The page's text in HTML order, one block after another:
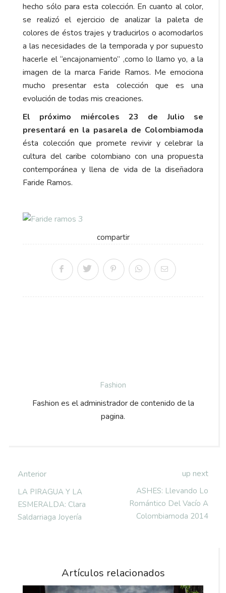
hecho sólo para esta colección. En cuanto al color,
se realizó el ejercicio de analizar la paleta de
colores de éstos trajes y traducirlos o acomodarlos
a las necesidades de la temporada y por supuesto
hacerle el “encajonamiento” ,como lo llamo yo, a la
imagen de la marca Faride Ramos. Me emociona
mucho presentar esta colección que es una
evolución de todas mis creaciones.
El próximo miércoles 23 de Julio se
presentará en la pasarela de Colombiamoda
ésta colección que promete revivir y celebrar la
cultura del caribe colombiano con una propuesta
contemporánea y llena de vida de la diseñadora
Faride Ramos.
compartir
Fashion
Fashion es el administrador de contenido de la
pagina.
Anterior
LA PIRAGUA Y LA
ESMERALDA: Clara
Saldarriaga Joyería
up next
ASHES: Llevando Lo
Romántico Del Vacío A
Colombiamoda 2014
Artículos relacionados